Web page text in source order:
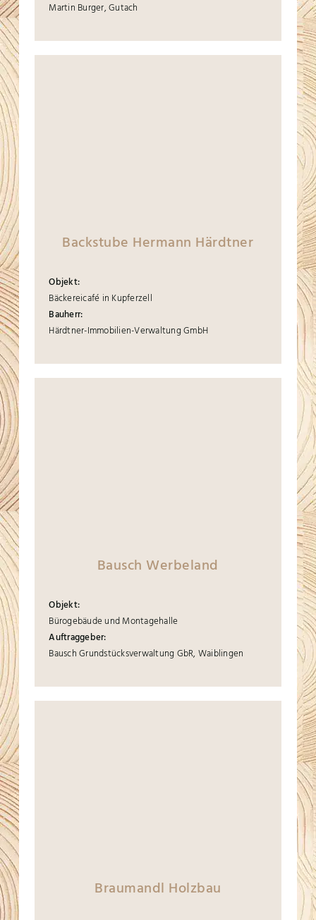
Martin Burger, Gutach
Backstube Hermann Härdtner
Objekt:
Bäckereicafé in Kupferzell
Bauherr:
Härdtner-Immobilien-Verwaltung GmbH
Bausch Werbeland
Objekt:
Bürogebäude und Montagehalle
Auftraggeber:
Bausch Grundstücksverwaltung GbR, Waiblingen
Braumandl Holzbau